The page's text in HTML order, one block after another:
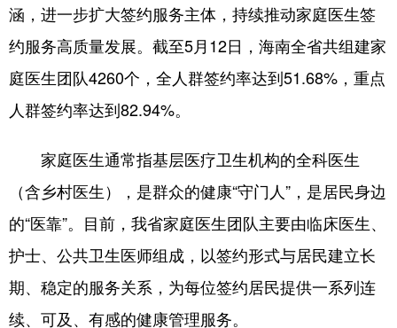
涵，进一步扩大签约服务主体，持续推动家庭医生签
约服务高质量发展。截至5月12日，海南全省共组建家
庭医生团队4260个，全人群签约率达到51.68%，重点
人群签约率达到82.94%。
家庭医生通常指基层医疗卫生机构的全科医生
（含乡村医生），是群众的健康“守门人”，是居民身边
的“医靠”。目前，我省家庭医生团队主要由临床医生、
护士、公共卫生医师组成，以签约形式与居民建立长
期、稳定的服务关系，为每位签约居民提供一系列连
续、可及、有感的健康管理服务。